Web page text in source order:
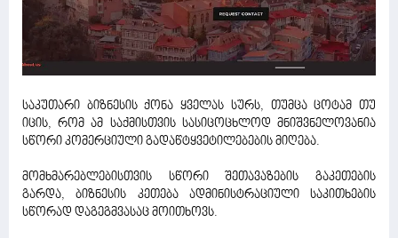
საკუთარი ბიზნესის ქონა ყველას სურს, თუმცა ცოტამ თუ
იცის, რომ ამ საქმისთვის სასიცოცხლოდ მნიშვნელოვანია
სწორი კომერციული გადაწტყვეტილებების მიღება.
მომხმარებლებისთვის სწორი შეთავაზების გაკეთების
გარდა, ბიზნესის კეთება ადმინისტრაციული საკითხების
სწორად დაგეგმვასაც მოითხოვს.